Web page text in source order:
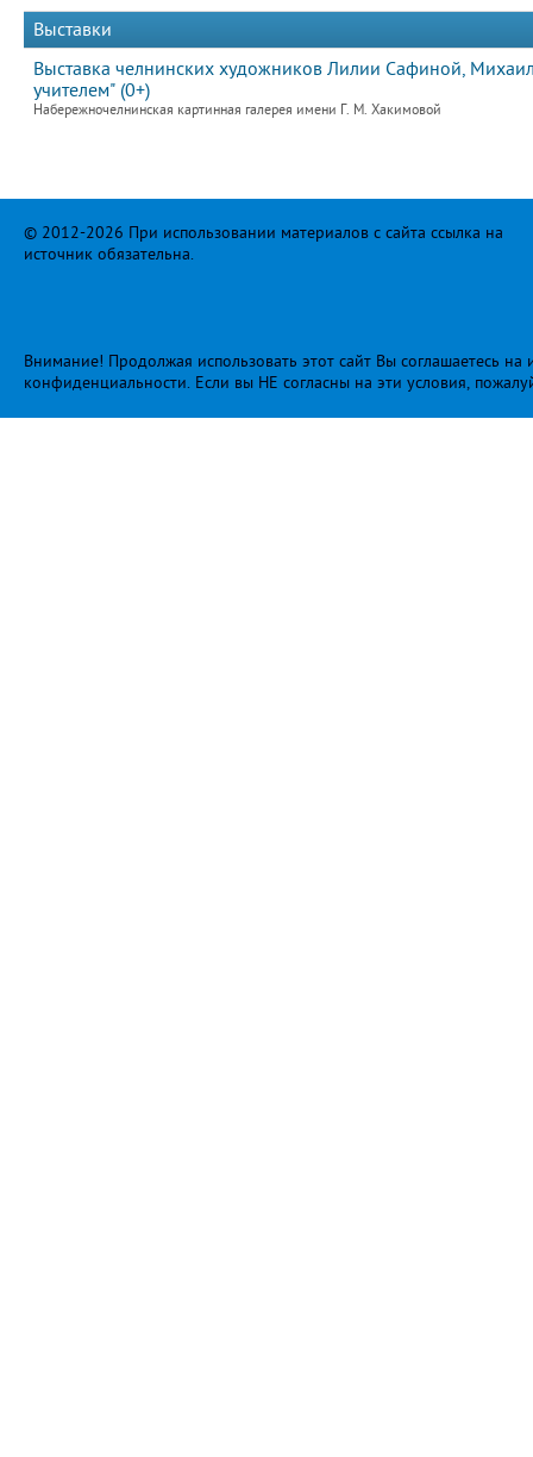
Выставки
Выставка челнинских художников Лилии Сафиной,
учителем" (0+)
Набережночелнинская картинная галерея имени Г. М. Хакимовой
© 2012-2026 При использовании материалов с сайта ссылка на
источник обязательна.
Внимание! Продолжая использовать этот сайт Вы соглашаетесь
конфиденциальности. Если вы НЕ согласны на эти условия,